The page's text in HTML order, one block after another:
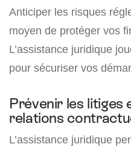
Anticiper les risques
moyen de protéger vos
L’assistance juridique
pour sécuriser vos
Prévenir les litiges
relations
L’assistance juridique